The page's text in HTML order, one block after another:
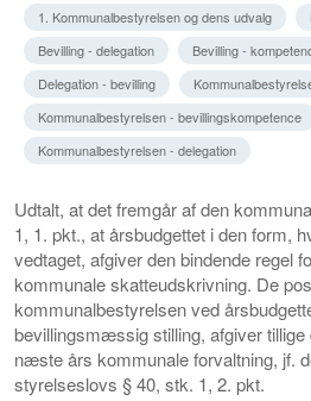
1. Kommunalbestyrelsen og dens udvalg
Bevilling - delegation
Bevilling -
Delegation - bevilling
Kommunalbestyrelsen - bevillingskompetence
Kommunalbestyrelsen - delegation
Udtalt, at det fremgår af den
1, 1. pkt., at årsbudgettet i den form,
vedtaget, afgiver den bindende regel
kommunale skatteudskrivning. De
kommunalbestyrelsen ved
bevillingsmæssig stilling, afgiver tillige
næste års kommunale forvaltning, jf.
styrelseslovs § 40, stk. 1, 2. pkt.